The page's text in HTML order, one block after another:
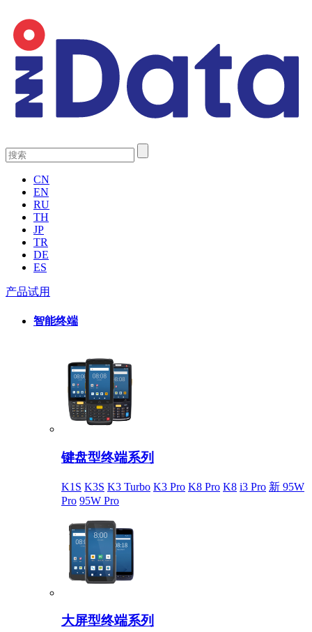
CN
EN
RU
TH
JP
TR
DE
ES
产品试用
智能终端
键盘型终端系列
K1S K3S K3 Turbo K3 Pro K8 Pro K8 i3 Pro 新 95W
Pro 95W Pro
大屏型终端系列